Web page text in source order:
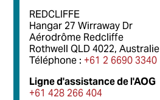
REDCLIFFE
Hangar 27 Wirraway Dr
Aérodrôme Redcliffe
Rothwell QLD 4022, Australie
Téléphone : +61 2 6690 3340
Ligne d'assistance de l'AOG
+61 428 266 404